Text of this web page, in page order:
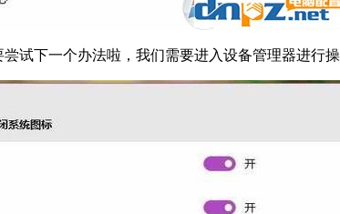
试下一个办法啦，我们需要进入设备管理器进行